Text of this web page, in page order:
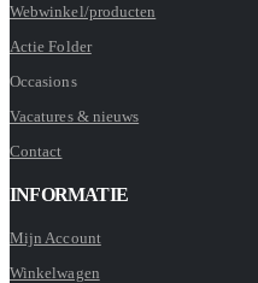
Webwinkel/producten
Actie Folder
Occasions
Vacatures & nieuws
Contact
INFORMATIE
Mijn Account
Winkelwagen